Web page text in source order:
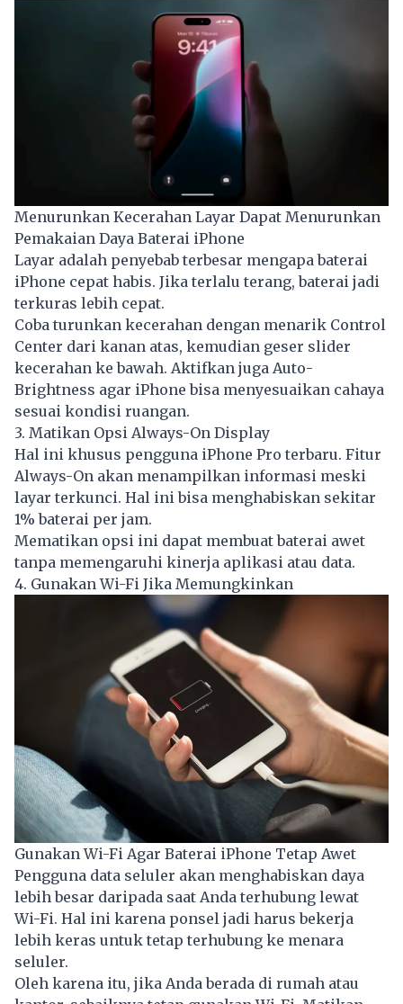
Menurunkan Kecerahan Layar Dapat Menurunkan
Pemakaian Daya Baterai iPhone
Layar adalah penyebab terbesar mengapa baterai
iPhone cepat habis. Jika terlalu terang, baterai jadi
terkuras lebih cepat.
Coba turunkan kecerahan dengan menarik Control
Center dari kanan atas, kemudian geser slider
kecerahan ke bawah. Aktifkan juga Auto-
Brightness agar iPhone bisa menyesuaikan cahaya
sesuai kondisi ruangan.
3. Matikan Opsi Always-On Display
Hal ini khusus pengguna iPhone Pro terbaru. Fitur
Always-On akan menampilkan informasi meski
layar terkunci. Hal ini bisa menghabiskan sekitar
1% baterai per jam.
Mematikan opsi ini dapat membuat baterai awet
tanpa memengaruhi kinerja aplikasi atau data.
4. Gunakan Wi-Fi Jika Memungkinkan
Gunakan Wi-Fi Agar Baterai iPhone Tetap Awet
Pengguna data seluler akan menghabiskan daya
lebih besar daripada saat Anda terhubung lewat
Wi-Fi. Hal ini karena ponsel jadi harus bekerja
lebih keras untuk tetap terhubung ke menara
seluler.
Oleh karena itu, jika Anda berada di rumah atau